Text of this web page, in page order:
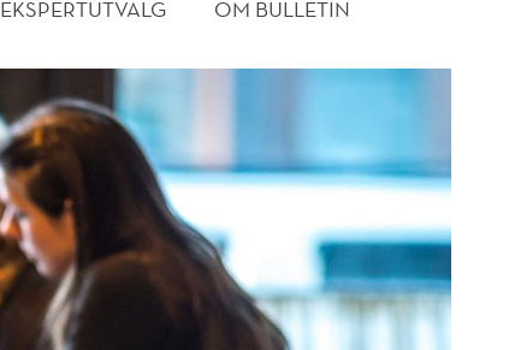
EKSPERTUTVALG OM BULLETIN